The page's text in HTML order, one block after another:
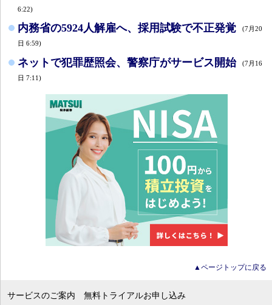
6:22)
内務省の5924人解雇へ、採用試験で不正発覚
(7月20
日 6:59)
ネットで犯罪歴照会、警察庁がサービス開始
(7月16
日 7:11)
▲ページトップに戻る
サービスのご案内 無料トライアルお申し込み